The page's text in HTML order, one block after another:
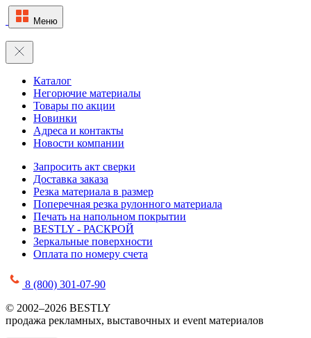
Меню
Каталог
Негорючие материалы
Товары по акции
Новинки
Адреса и контакты
Новости компании
Запросить акт сверки
Доставка заказа
Резка материала в размер
Поперечная резка рулонного материала
Печать на напольном покрытии
BESTLY - РАСКРОЙ
Зеркальные поверхности
Оплата по номеру счета
8 (800) 301-07-90
© 2002–2026 BESTLY
продажа рекламных, выставочных и event материалов